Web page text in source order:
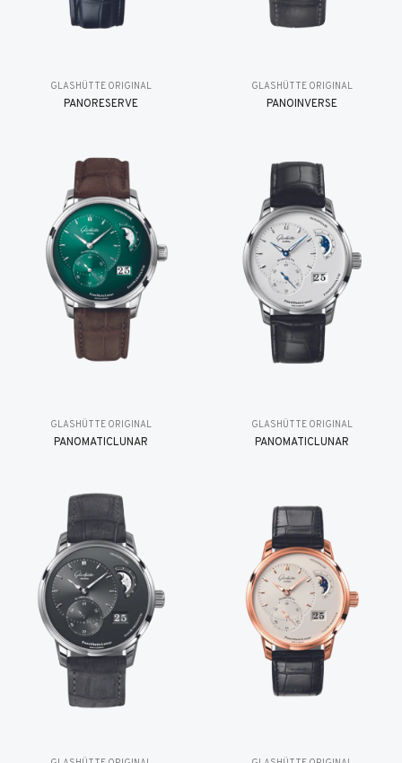
GLASHÜTTE ORIGINAL
PANORESERVE
GLASHÜTTE ORIGINAL
PANOINVERSE
GLASHÜTTE ORIGINAL
PANOMATICLUNAR
GLASHÜTTE ORIGINAL
PANOMATICLUNAR